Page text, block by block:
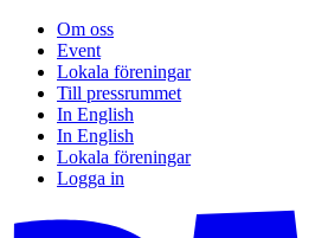
Om oss
Event
Lokala föreningar
Till pressrummet
In English
In English
Lokala föreningar
Logga in